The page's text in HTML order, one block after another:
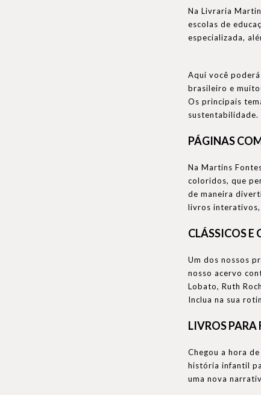
Na Livraria
escolas de
especializada,
Aqui você
brasileiro e
Os principais
sustentabilidade.
PÁGINAS
Na Martins
coloridos, que
de maneira
livros
CLÁSSICOS
Um dos nossos
nosso acervo
Lobato, Ruth
Inclua na sua
LIVROS PARA
Chegou a hora
história infantil
uma nova